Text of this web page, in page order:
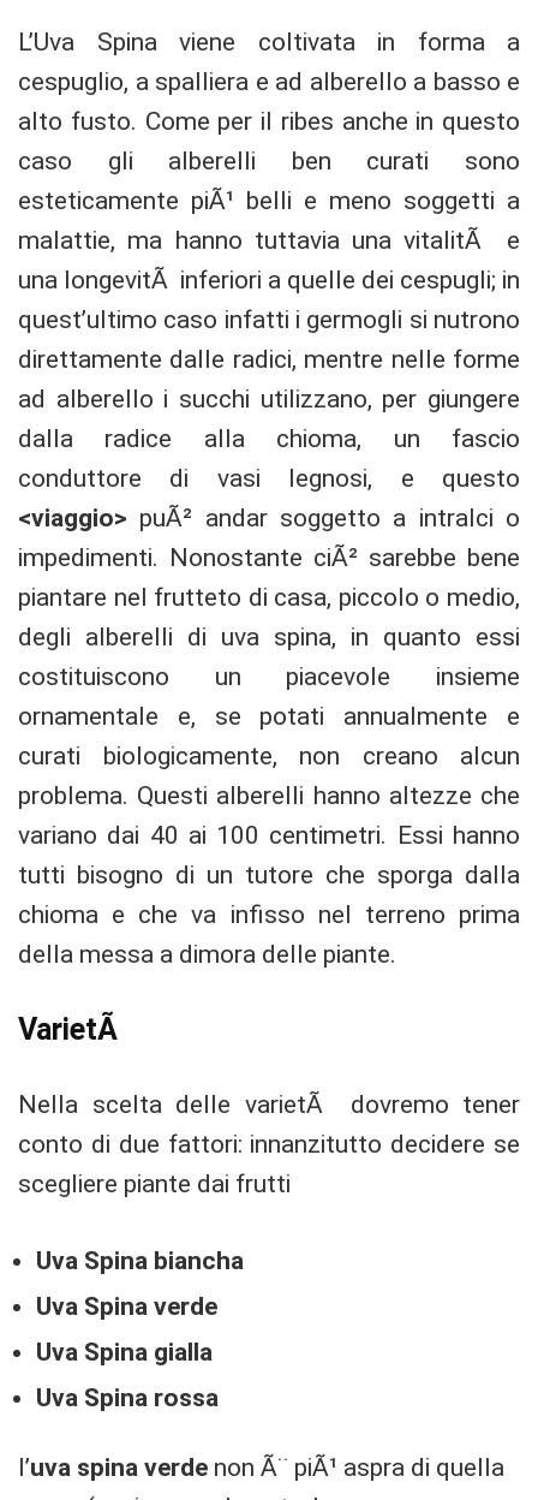
L’Uva Spina viene coltivata in forma a
cespuglio, a spalliera e ad alberello a basso e
alto fusto. Come per il ribes anche in questo
caso gli alberelli ben curati sono
esteticamente piÃ¹ belli e meno soggetti a
malattie, ma hanno tuttavia una vitalitÃ e
una longevitÃ inferiori a quelle dei cespugli; in
quest’ultimo caso infatti i germogli si nutrono
direttamente dalle radici, mentre nelle forme
ad alberello i succhi utilizzano, per giungere
dalla radice alla chioma, un fascio
conduttore di vasi legnosi, e questo
<viaggio> puÃ² andar soggetto a intralci o
impedimenti. Nonostante ciÃ² sarebbe bene
piantare nel frutteto di casa, piccolo o medio,
degli alberelli di uva spina, in quanto essi
costituiscono un piacevole insieme
ornamentale e, se potati annualmente e
curati biologicamente, non creano alcun
problema. Questi alberelli hanno altezze che
variano dai 40 ai 100 centimetri. Essi hanno
tutti bisogno di un tutore che sporga dalla
chioma e che va infisso nel terreno prima
della messa a dimora delle piante.
VarietÃ
Nella scelta delle varietÃ dovremo tener
conto di due fattori: innanzitutto decidere se
scegliere piante dai frutti
Uva Spina biancha
Uva Spina verde
Uva Spina gialla
Uva Spina rossa
l’uva spina verde non Ã¨ piÃ¹ aspra di quella